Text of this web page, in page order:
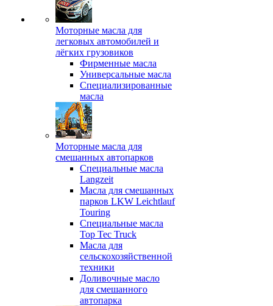
Моторные масла для
легковых автомобилей и
лёгких грузовиков
Фирменные масла
Универсальные масла
Специализированные
масла
Моторные масла для
смешанных автопарков
Специальные масла
Langzeit
Масла для смешанных
парков LKW Leichtlauf
Touring
Специальные масла
Top Tec Truck
Масла для
сельскохозяйственной
техники
Доливочные масло
для смешанного
автопарка